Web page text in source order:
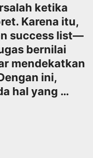
ketika
Karena itu,
success list—
bernilai
mendekatkan
ini,
hal yang …